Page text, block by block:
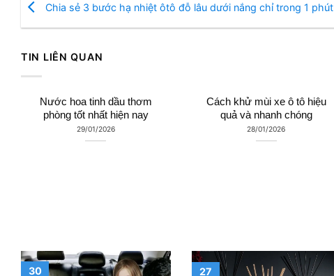
Chia sẻ 3 bước hạ nhiệt ôtô đỗ lâu dưới nắng chỉ trong 1 phút
TIN LIÊN QUAN
Nước hoa tinh dầu thơm
phòng tốt nhất hiện nay
29/01/2026
Cách khử mùi xe ô tô hiệu
quả và nhanh chóng
28/01/2026
30 27